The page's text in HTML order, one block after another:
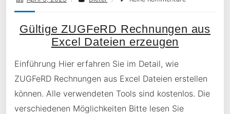
Gültige ZUGFeRD Rechnungen aus
Excel Dateien erzeugen
Einführung Hier erfahren Sie im Detail, wie
ZUGFeRD Rechnungen aus Excel Dateien erstellen
können. Alle verwendeten Tools sind kostenlos. Die
verschiedenen Möglichkeiten Bitte lesen Sie